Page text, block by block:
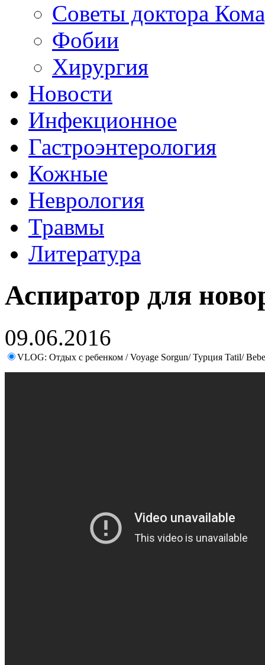
Советы доктора
Фобии
Хирургия
Новости
Инфекционное
Гастроэнтерология
Кожные
Неврология
Травмы
Литература
Аспиратор для
09.06.2016
VLOG: Отдых с ребенком / Voyage Sorgun/ Турция Tatil/